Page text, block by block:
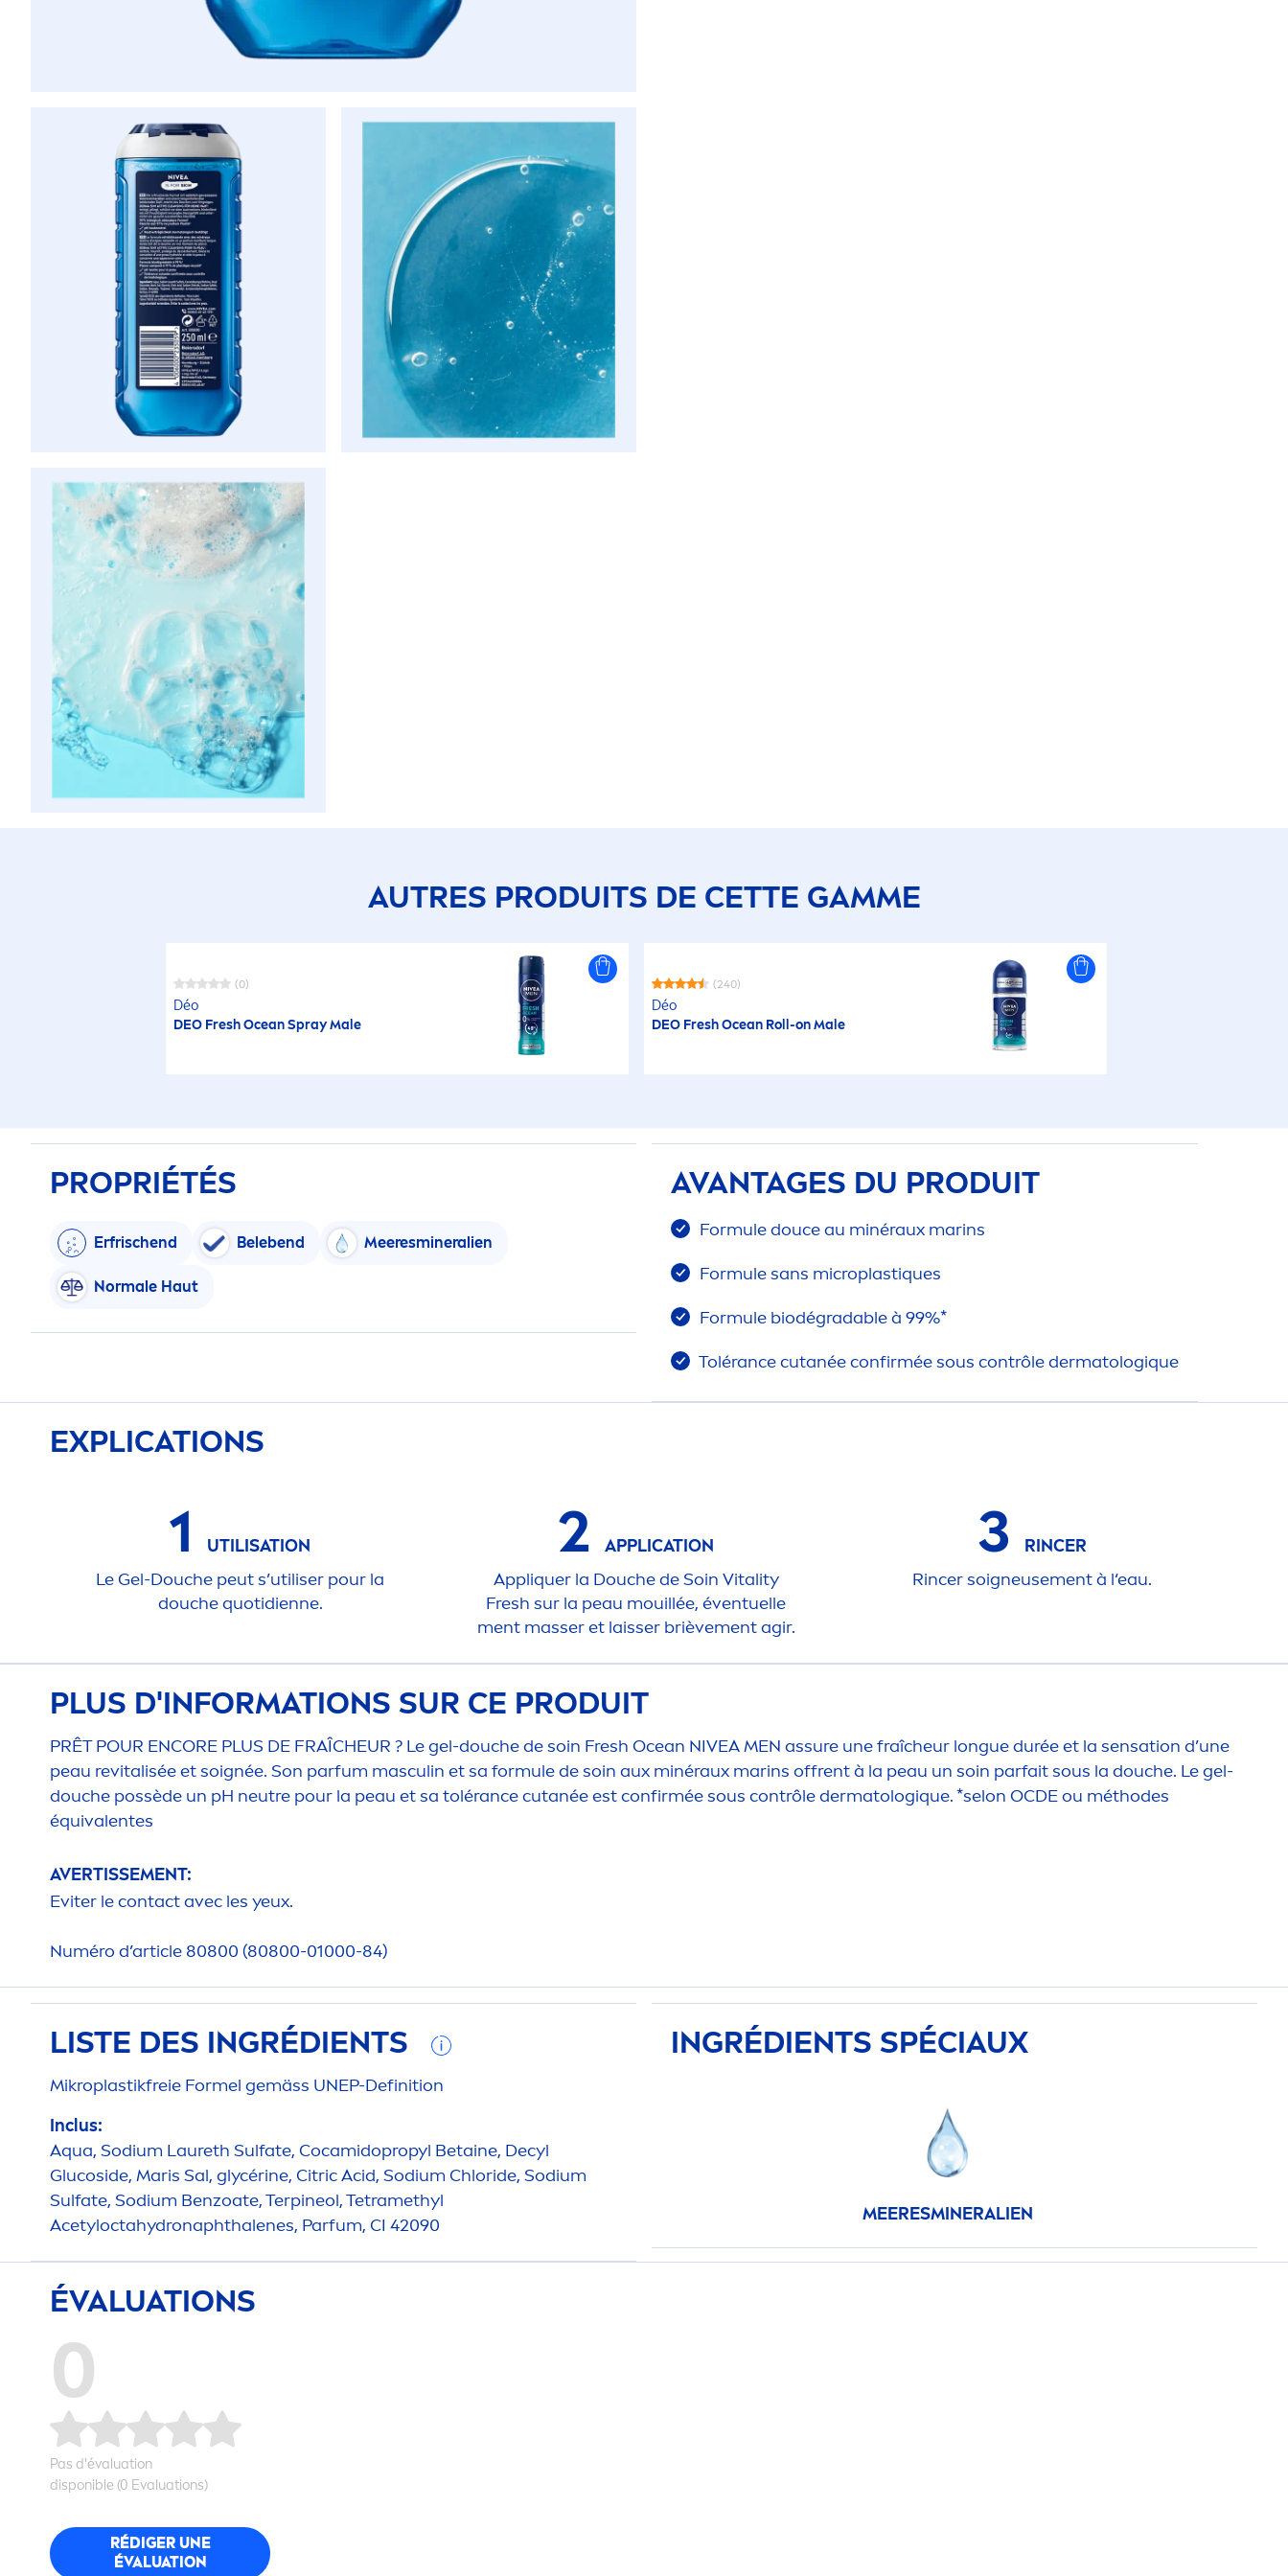
AUTRES PRODUITS DE CETTE GAMME
(0)
Déo
DEO FreshOcean Spray Male
(240)
Déo
DEO FreshOcean Roll-on Male
PROPRIÉTÉS
Erfrischend Belebend Meeresmineralien
Normale Haut
AVANTAGES DU PRODUIT
Formule douce au minéraux marins
Formule sans microplastiques
Formule biodégradable à 99%*
Tolérance cutanée confirmée sous contrôle dermatologique
EXPLICATIONS
1
UTILISATION
Le Gel-Douche peut s’utiliser pour la
douche quotidienne.
2
APPLICATION
Appliquer la Douche de Soin Vitality
Fresh sur la peau mouillée, éventuelle
ment masser et laisser brièvement agir.
3
RINCER
Rincer soigneusement à l‘eau.
PLUS D'INFORMATIONS SUR CE PRODUIT
PRÊT POUR ENCORE PLUS DE FRAÎCHEUR ? Le gel-douche de soin Fresh Ocean NIVEAMEN assure une fraîcheur longue durée et la sensation d’une
peau revitalisée et soignée. Son parfum masculin et sa formule de soin aux minéraux marins offrent à la peau un soin parfait sous la douche. Le gel-
douche possède un pH neutre pour la peau et sa tolérance cutanée est confirmée sous contrôle dermatologique. *selon OCDE ou méthodes
équivalentes
AVERTISSEMENT:
Eviter le contact avec les yeux.
Numéro d’article 80800 (80800-01000-84)
LISTE DES INGRÉDIENTS
Mikroplastikfreie Formel gemäss UNEP-Definition
Inclus:
Aqua, Sodium Laureth Sulfate, Cocamidopropyl Betaine, Decyl
Glucoside, Maris Sal, glycérine, Citric Acid, Sodium Chloride, Sodium
Sulfate, Sodium Benzoate, Terpineol, Tetramethyl
Acetyloctahydronaphthalenes, Parfum, CI 42090
INGRÉDIENTS SPÉCIAUX
MEERESMINERALIEN
ÉVALUATIONS
0
Pas d'évaluation
disponible (0 Evaluations)
RÉDIGER UNE
ÉVALUATION